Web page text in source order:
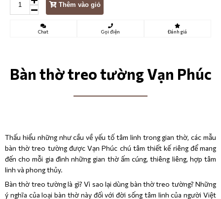
Thêm vào giỏ
Chat Gọi điện Đánh giá
Bàn thờ treo tường Vạn Phúc
Thấu hiểu những như cầu về yếu tố tâm linh trong gian thờ, các mẫu
bàn thờ treo tường được Vạn Phúc chú tâm thiết kế riêng để mang
đến cho mỗi gia đình những gian thờ ấm cúng, thiêng liêng, hợp tâm
linh và phong thủy.
Bàn thờ treo tường là gì? Vì sao lại dùng bàn thờ treo tường? Những
ý nghĩa của loại bàn thờ này đối với đời sống tâm linh của người Việt